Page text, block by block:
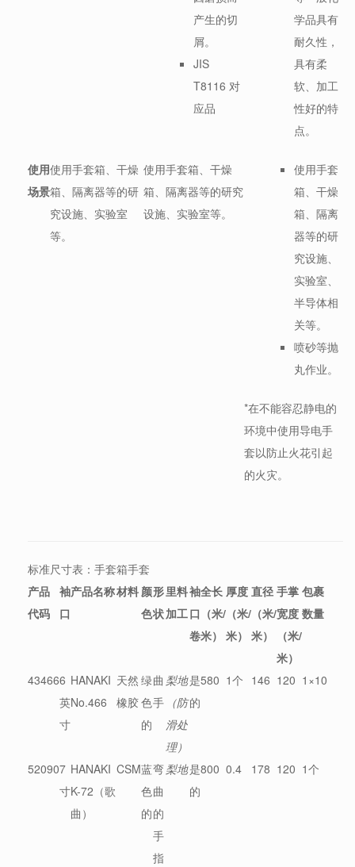
产生的切
屑。
JIS
T8116 对
应品
学品具有
耐久性，
具有柔
软、加工
性好的特
点。
使用
场景
使用手套箱、干燥
箱、隔离器等的研
究设施、实验室
等。
使用手套箱、干燥
箱、隔离器等的研究
设施、实验室等。
使用手套
箱、干燥
箱、隔离
器等的研
究设施、
实验室、
半导体相
关等。
喷砂等抛
丸作业。
*在不能容忍静电的
环境中使用导电手
套以防止火花引起
的火灾。
标准尺寸表：手套箱手套
产品
代码
袖
口
产品名称材料颜
色
形
状
里料
加工
袖
口
卷
全长
（米/
米）
厚度
（米/
米）
直径
（米/
米）
手掌
宽度
（米/
米）
包裹
数量
434666
英
寸
HANAKI
No.466
天然
橡胶
绿
色
的
曲
手
梨地
（防
滑处
理）
是
的
580 1个 146 120 1×10
520907
寸
HANAKI
K-72（歌
曲）
CSM蓝
色
的
弯
曲
的
手
指
梨地是
的
800 0.4 178 120 1个